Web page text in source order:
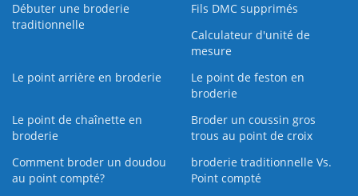
Débuter une broderie
traditionnelle
Fils DMC supprimés
Calculateur d'unité de
mesure
Le point arrière en broderie
Le point de feston en
broderie
Le point de chaînette en
broderie
Broder un coussin gros
trous au point de croix
Comment broder un doudou
au point compté?
broderie traditionnelle Vs.
Point compté